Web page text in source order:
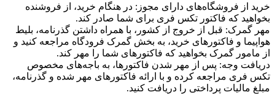
خرید از فروشگاه‌های دارای مجوز: در هنگام خرید، از فروشنده
بخواهید که فاکتور تکس فری برای شما صادر کند.
مهر گمرک: قبل از خروج از کشور، با همراه داشتن گذرنامه، بلیط
هواپیما و فاکتورهای خرید، به بخش گمرک فرودگاه مراجعه کنید و
از مامور گمرک بخواهید که فاکتورهای شما را مهر کند.
دریافت وجه: پس از مهر شدن فاکتورها، به باجه‌های مخصوص
تکس فری مراجعه کرده و با ارائه فاکتورهای مهر شده و گذرنامه،
مبلغ مالیات پرداختی را دریافت کنید.